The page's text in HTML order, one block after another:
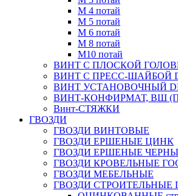
М 4 потай
М 5 потай
М 6 потай
М 8 потай
М10 потай
ВИНТ С ПЛОСКОЙ
ВИНТ С ПРЕСС-ШАЙБОЙ
ВИНТ УСТАНОВОЧНЫЙ
ВИНТ-КОНФИРМАТ, ВШ
Винт-СТЯЖКИ
ГВОЗДИ
ГВОЗДИ ВИНТОВЫЕ
ГВОЗДИ ЕРШЕНЫЕ ЦИНК
ГВОЗДИ ЕРШЕНЫЕ
ГВОЗДИ КРОВЕЛЬНЫЕ
ГВОЗДИ МЕБЕЛЬНЫЕ
ГВОЗДИ СТРОИТЕЛЬНЫЕ